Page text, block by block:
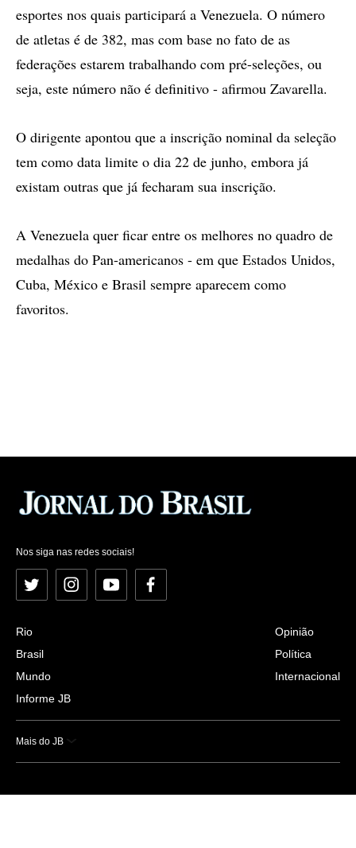
esportes nos quais participará a Venezuela. O número
de atletas é de 382, mas com base no fato de as
federações estarem trabalhando com pré-seleções, ou
seja, este número não é definitivo - afirmou Zavarella.
O dirigente apontou que a inscrição nominal da seleção
tem como data limite o dia 22 de junho, embora já
existam outras que já fecharam sua inscrição.
A Venezuela quer ficar entre os melhores no quadro de
medalhas do Pan-americanos - em que Estados Unidos,
Cuba, México e Brasil sempre aparecem como
favoritos.
Nos siga nas redes sociais!
Twitter InstagramYouTubeFacebook
Rio
Brasil
Mundo
Informe JB
Opinião
Política
Internacional
Mais do JB
Esportes